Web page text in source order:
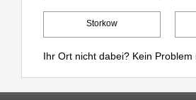
Storkow
Ihr Ort nicht dabei? Kein